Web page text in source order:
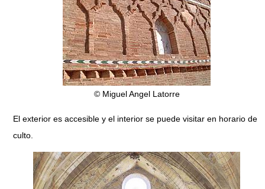
© Miguel Angel Latorre
El exterior es accesible y el interior se puede visitar en horario de
culto.